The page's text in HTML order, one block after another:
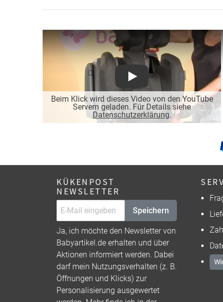
Beim Klick wird dieses Video von den YouTube
Servern geladen. Für Details siehe
Datenschutzerklärung.
Play
KÜKENPOST
NEWSLETTER
Speichern
Ja, ich möchte den Newsletter von
Babyartikel.de erhalten und über
Aktionen informiert werden. Dabei
darf mein Nutzungsverhalten (z. B.
Öffnungen und Klicks) zur
Personalisierung ausgewertet